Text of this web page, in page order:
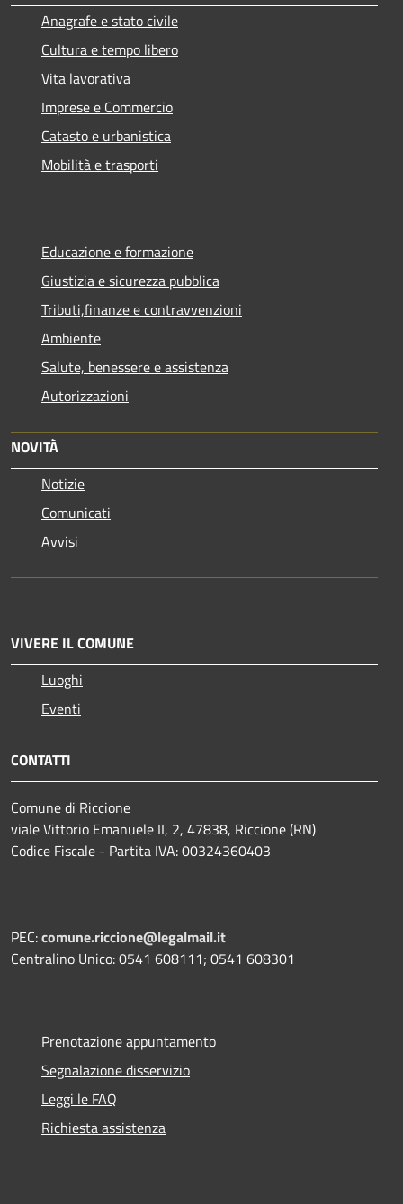
Anagrafe e stato civile
Cultura e tempo libero
Vita lavorativa
Imprese e Commercio
Catasto e urbanistica
Mobilità e trasporti
Educazione e formazione
Giustizia e sicurezza pubblica
Tributi,finanze e contravvenzioni
Ambiente
Salute, benessere e assistenza
Autorizzazioni
NOVITÀ
Notizie
Comunicati
Avvisi
VIVERE IL COMUNE
Luoghi
Eventi
CONTATTI
Comune di Riccione
viale Vittorio Emanuele II, 2, 47838, Riccione (RN)
Codice Fiscale - Partita IVA: 00324360403
PEC:comune.riccione@legalmail.it
Centralino Unico: 0541 608111; 0541 608301
Prenotazione appuntamento
Segnalazione disservizio
Leggi le FAQ
Richiesta assistenza